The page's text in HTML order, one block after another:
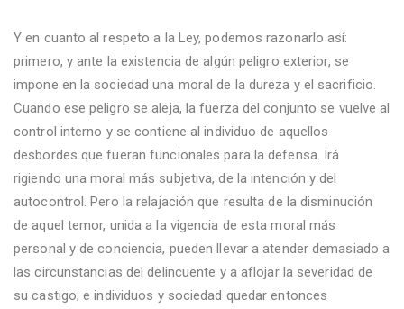
Y en cuanto al respeto a la Ley, podemos razonarlo así:
primero, y ante la existencia de algún peligro exterior, se
impone en la sociedad una moral de la dureza y el sacrificio.
Cuando ese peligro se aleja, la fuerza del conjunto se vuelve al
control interno y se contiene al individuo de aquellos
desbordes que fueran funcionales para la defensa. Irá
rigiendo una moral más subjetiva, de la intención y del
autocontrol. Pero la relajación que resulta de la disminución
de aquel temor, unida a la vigencia de esta moral más
personal y de conciencia, pueden llevar a atender demasiado a
las circunstancias del delincuente y a aflojar la severidad de
su castigo; e individuos y sociedad quedar entonces